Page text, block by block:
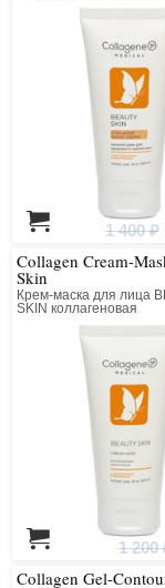
1 400 ₽
Collagen Cream-
Skin
Крем-маска для лица
SKIN коллагеновая
1 200
Collagen Gel-